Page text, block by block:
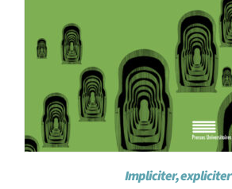
Impliciter, expliciter